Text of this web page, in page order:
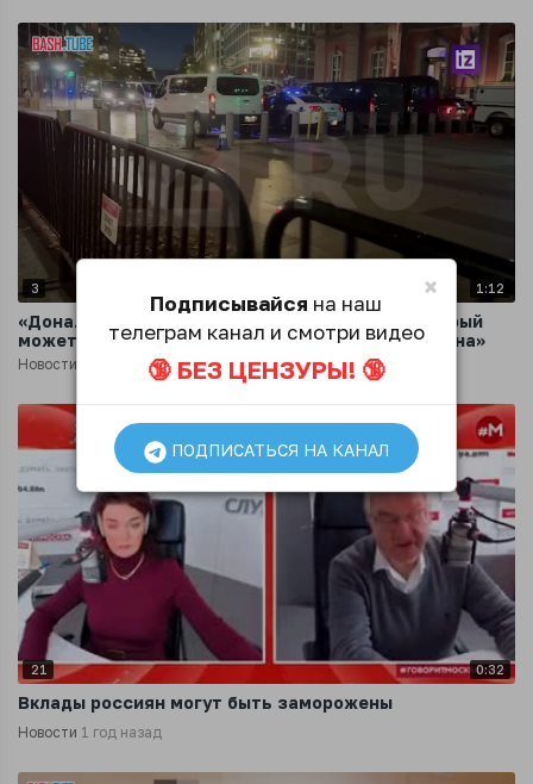
3 1:12
«Дональд Трамп - единственный человек, который
может спасти Америку, не считая меня и Бэтмена»
Новости 1 год назад
21 0:32
Вклады россиян могут быть заморожены
Новости 1 год назад
×
Подписывайся на наш
телеграм канал и смотри видео
🔞 БЕЗ ЦЕНЗУРЫ! 🔞
ПОДПИСАТЬСЯ НА КАНАЛ